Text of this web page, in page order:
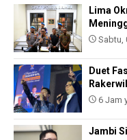
Lima
Sabtu,
Duet
6 Jam
Jambi